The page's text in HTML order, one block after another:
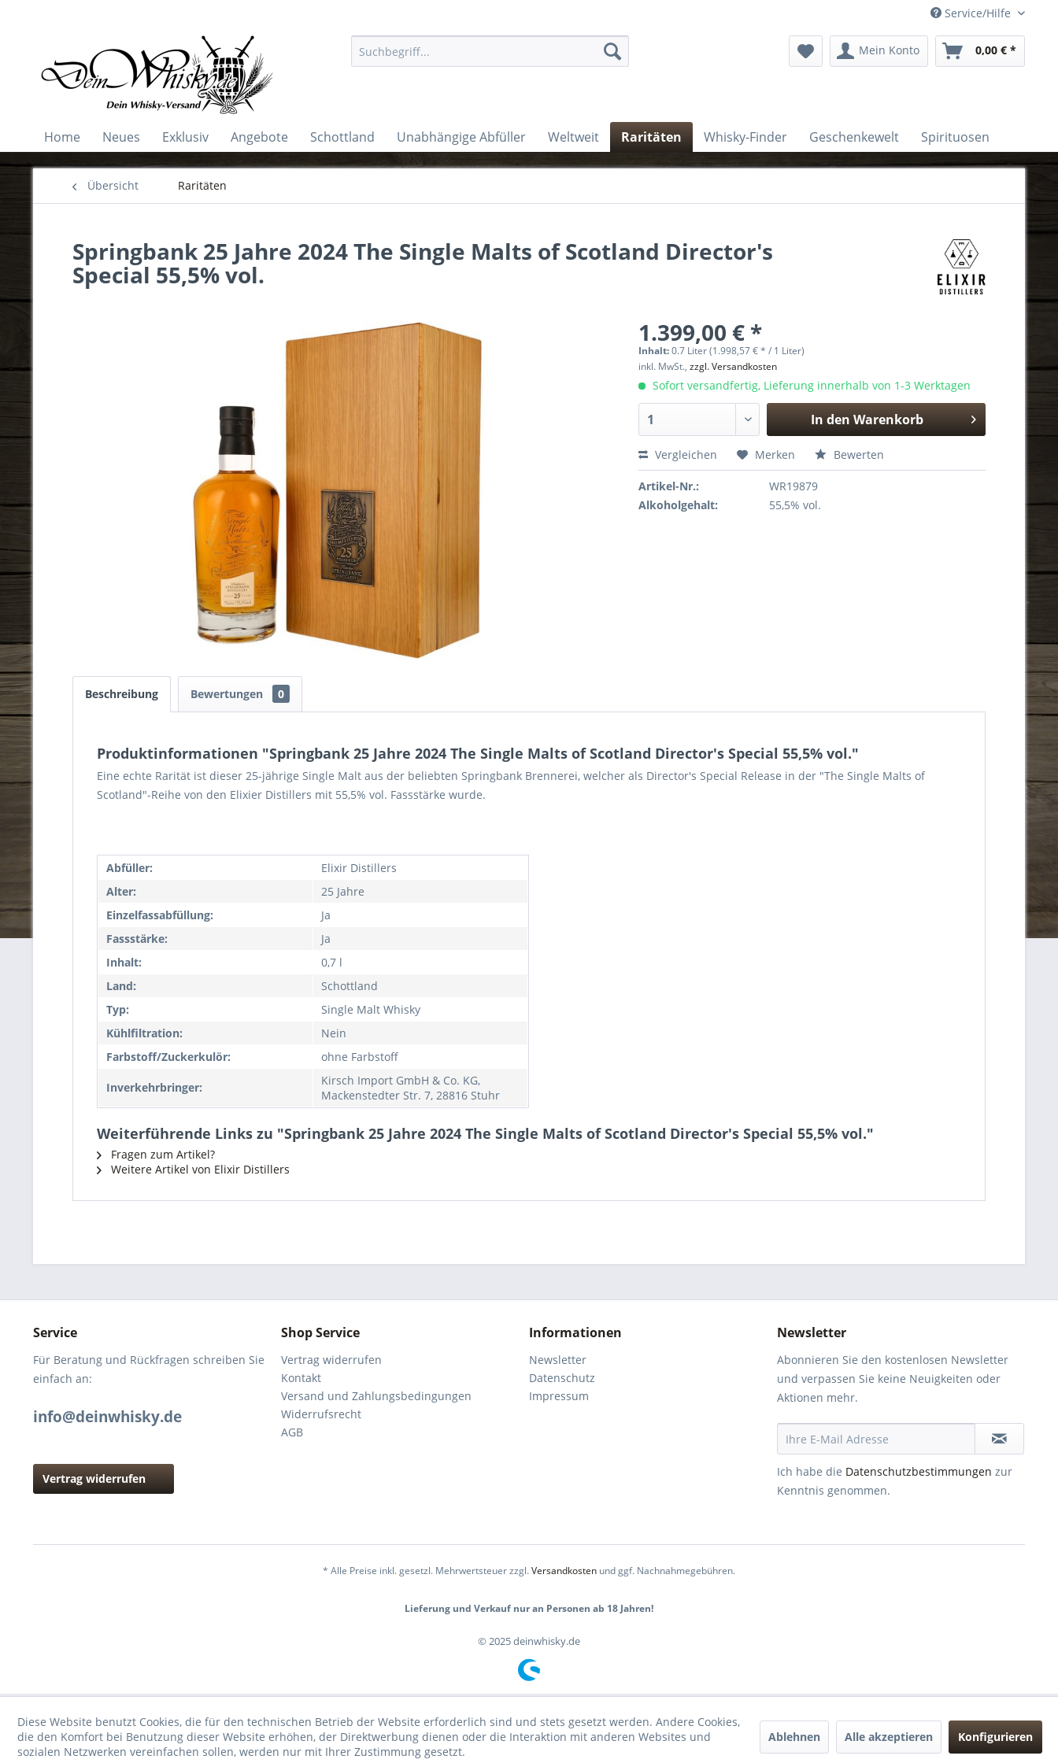
Service/Hilfe
Mein Konto 0,00 € *
Home Neues Exklusiv Angebote Schottland Unabhängige Abfüller Weltweit Raritäten Whisky-Finder Geschenkewelt Spirituosen
Übersicht Raritäten
Springbank 25 Jahre 2024 The Single Malts of Scotland Director's
Special 55,5% vol.
1.399,00 € *
Inhalt:0.7 Liter (1.998,57 € * / 1 Liter)
inkl. MwSt.,zzgl. Versandkosten
Sofort versandfertig, Lieferung innerhalb von 1-3 Werktagen
In den Warenkorb
Hinzugefügt
Vergleichen Merken Bewerten
Artikel-Nr.:
WR19879
Alkoholgehalt:
55,5% vol.
Beschreibung Bewertungen 0
Produktinformationen "Springbank 25 Jahre 2024 The Single Malts of Scotland Director's Special 55,5% vol."
Eine echte Rarität ist dieser 25-jährige Single Malt aus der beliebten Springbank Brennerei, welcher als Director's Special Release in der "The Single Malts of
Scotland"-Reihe von den Elixier Distillers mit 55,5% vol. Fassstärke wurde.
Abfüller:
Elixir Distillers
Alter:
25 Jahre
Einzelfassabfüllung:
Ja
Fassstärke:
Ja
Inhalt:
0,7 l
Land:
Schottland
Typ:
Single Malt Whisky
Kühlfiltration:
Nein
Farbstoff/Zuckerkulör:
ohne Farbstoff
Inverkehrbringer:
Kirsch Import GmbH & Co. KG,
Mackenstedter Str. 7, 28816 Stuhr
Weiterführende Links zu "Springbank 25 Jahre 2024 The Single Malts of Scotland Director's Special 55,5% vol."
Fragen zum Artikel?
Weitere Artikel von Elixir Distillers
Service
Für Beratung und Rückfragen schreiben Sie
einfach an:
info@deinwhisky.de
Vertrag widerrufen
Shop Service
Vertrag widerrufen
Kontakt
Versand und Zahlungsbedingungen
Widerrufsrecht
AGB
Informationen
Newsletter
Datenschutz
Impressum
Newsletter
Abonnieren Sie den kostenlosen Newsletter
und verpassen Sie keine Neuigkeiten oder
Aktionen mehr.
Ich habe die Datenschutzbestimmungen zur
Kenntnis genommen.
* Alle Preise inkl. gesetzl. Mehrwertsteuer zzgl.Versandkosten und ggf. Nachnahmegebühren.
Lieferung und Verkauf nur an Personen ab 18 Jahren!
© 2025 deinwhisky.de
Diese Website benutzt Cookies, die für den technischen Betrieb der Website erforderlich sind und stets gesetzt werden. Andere Cookies,
die den Komfort bei Benutzung dieser Website erhöhen, der Direktwerbung dienen oder die Interaktion mit anderen Websites und
sozialen Netzwerken vereinfachen sollen, werden nur mit Ihrer Zustimmung gesetzt.
Ablehnen Alle akzeptieren Konfigurieren